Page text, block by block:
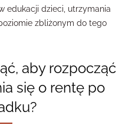
edukacji dzieci, utrzymania
zbliżonym do tego
się o rentę po